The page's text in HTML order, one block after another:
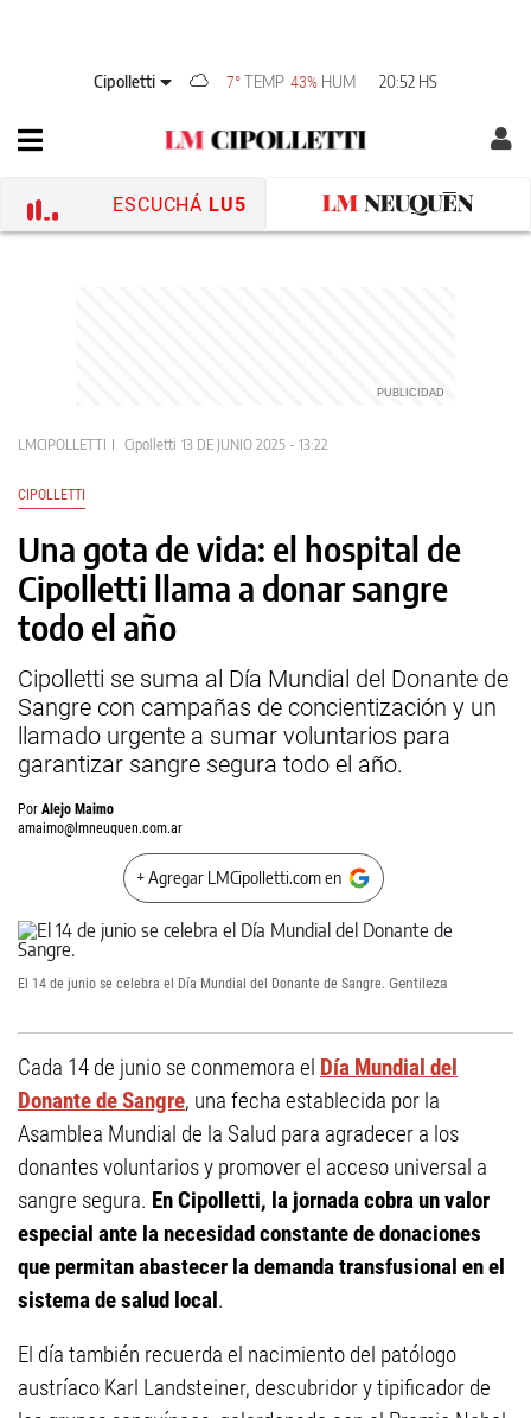
Cipolletti 7°TEMP 43% HUM 20:52 HS
ESCUCHÁ LU5
LMCIPOLLETTI Cipolletti 13 DE JUNIO 2025 - 13:22
CIPOLLETTI
Una gota de vida: el hospital de
Cipolletti llama a donar sangre
todo el año
Cipolletti se suma al Día Mundial del Donante de
Sangre con campañas de concientización y un
llamado urgente a sumar voluntarios para
garantizar sangre segura todo el año.
Por Alejo Maimo
amaimo@lmneuquen.com.ar
+ Agregar LMCipolletti.com en
El 14 de junio se celebra el Día Mundial del Donante de Sangre. Gentileza
Cada 14 de junio se conmemora el Día Mundial del
Donante de Sangre, una fecha establecida por la
Asamblea Mundial de la Salud para agradecer a los
donantes voluntarios y promover el acceso universal a
sangre segura. En Cipolletti, la jornada cobra un valor
especial ante la necesidad constante de donaciones
que permitan abastecer la demanda transfusional en el
sistema de salud local.
El día también recuerda el nacimiento del patólogo
austríaco Karl Landsteiner, descubridor y tipificador de